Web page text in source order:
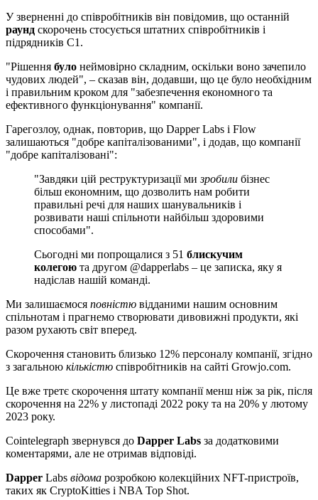
У зверненні до співробітників він повідомив, що останній
раунд скорочень стосується штатних співробітників і
підрядників C1.
"Рішення було неймовірно складним, оскільки воно зачепило
чудових людей", – сказав він, додавши, що це було необхідним
і правильним кроком для "забезпечення економного та
ефективного функціонування" компанії.
Гарегозлоу, однак, повторив, що Dapper Labs і Flow
залишаються "добре капіталізованими", і додав, що компанії
"добре капіталізовані":
"Завдяки цій реструктуризації мизробили бізнес
більш економним, що дозволить нам робити
правильні речі для наших шанувальників і
розвивати наші спільноти найбільш здоровими
способами".
Сьогодні ми попрощалися з 51 блискучим
колегою та другом @dapperlabs – це записка, яку я
надіслав нашій команді.
Ми залишаємося повністю відданими нашим основним
спільнотам і прагнемо створювати дивовижні продукти, які
разом рухають світ вперед.
Скорочення становить близько 12% персоналу компанії, згідно
з загальною кількістю співробітників на сайті Growjo.com.
Це вже третє скорочення штату компанії менш ніж за рік, після
скорочення на 22% у листопаді 2022 року та на 20% у лютому
2023 року.
Cointelegraph звернувся до Dapper Labs за додатковими
коментарями, але не отримав відповіді.
Dapper Labs відома розробкою колекційних NFT-пристроїв,
таких як CryptoKitties і NBA Top Shot.